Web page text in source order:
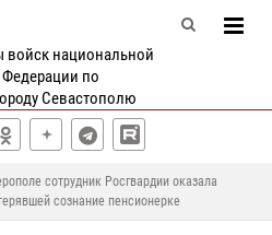
национальной
по
Севастополю
сотрудник Росгвардии оказала
сознание пенсионерке